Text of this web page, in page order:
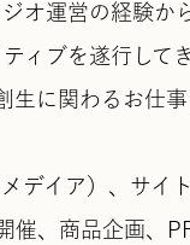
オ運営の経験か
ィブを遂行して
に関わるお仕事
デイア）、サイ
、商品企画、